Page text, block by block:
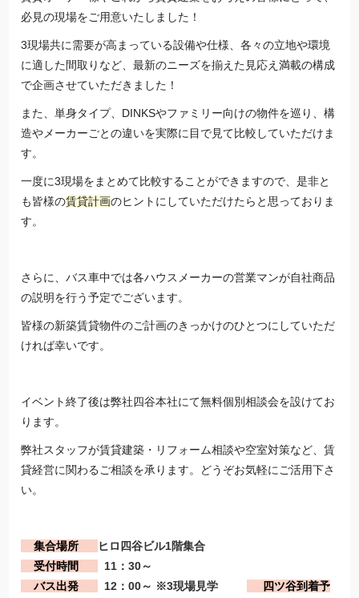
必見の現場をご用意いたしました！
3現場共に需要が高まっている設備や仕様、各々の立地や環境
に適した間取りなど、最新のニーズを揃えた見応え満載の構成
で企画させていただきました！
また、単身タイプ、DINKSやファミリー向けの物件を巡り、構
造やメーカーごとの違いを実際に目で見て比較していただけま
す。
一度に3現場をまとめて比較することができますので、是非と
も皆様の賃貸計画のヒントにしていただけたらと思っておりま
す。
さらに、バス車中では各ハウスメーカーの営業マンが自社商品
の説明を行う予定でございます。
皆様の新築賃貸物件のご計画のきっかけのひとつにしていただ
ければ幸いです。
イベント終了後は弊社四谷本社にて無料個別相談会を設けてお
ります。
弊社スタッフが賃貸建築・リフォーム相談や空室対策など、賃
貸経営に関わるご相談を承ります。どうぞお気軽にご活用下さ
い。
集合場所
ヒロ四谷ビル1階集合
受付時間
11：30～
バス出発
12：00～ ※3現場見学
四ツ谷到着予